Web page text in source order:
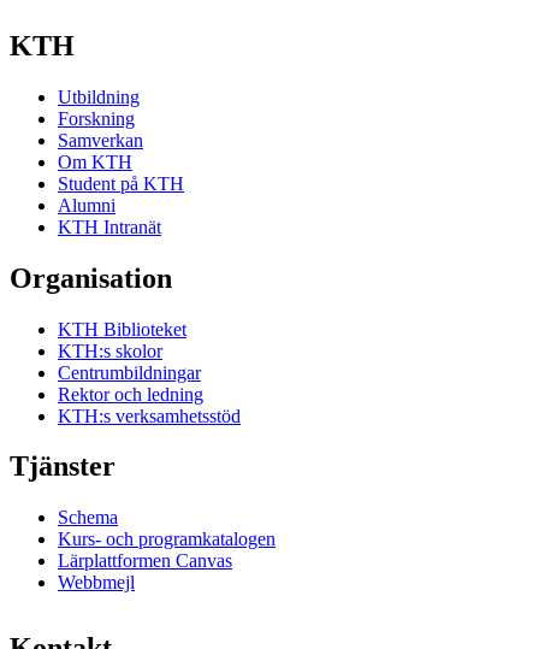
KTH
Utbildning
Forskning
Samverkan
Om KTH
Student på KTH
Alumni
KTH Intranät
Organisation
KTH Biblioteket
KTH:s skolor
Centrumbildningar
Rektor och ledning
KTH:s verksamhetsstöd
Tjänster
Schema
Kurs- och programkatalogen
Lärplattformen Canvas
Webbmejl